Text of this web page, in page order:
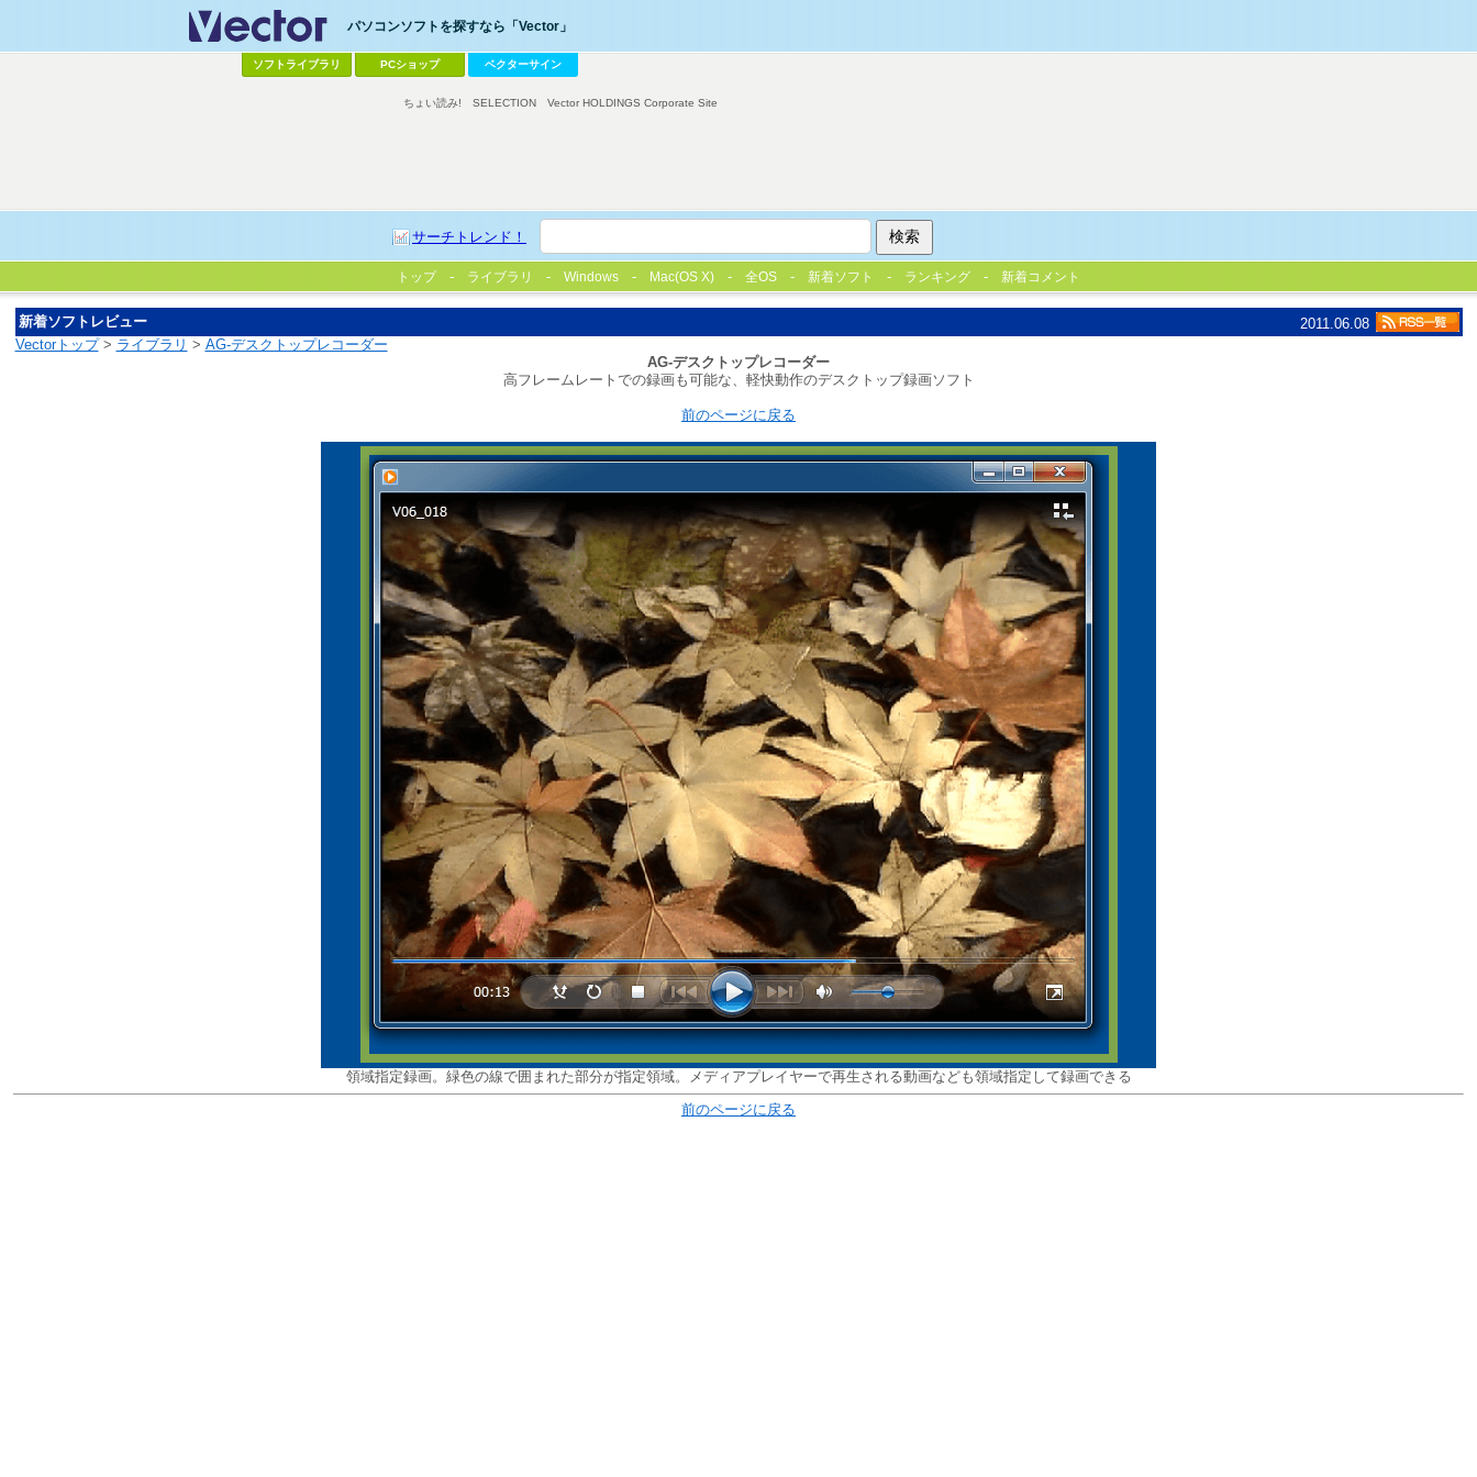
パソコンソフトを探すなら「Vector」
ソフトライブラリ PCショップ ベクターサイン
サーチトレンド！
ちょい読み! SELECTION Vector HOLDINGS Corporate Site
トップ ライブラリ Windows Mac(OS X) 全OS 新着ソフト ランキング 新着コメント
新着ソフトレビュー
2011.06.08
Vectorトップ> ライブラリ > AG-デスクトップレコーダー
AG-デスクトップレコーダー
高フレームレートでの録画も可能な、軽快動作のデスクトップ録画ソフト
前のページに戻る
領域指定録画。緑色の線で囲まれた部分が指定領域。メディアプレイヤーで再生される動画なども領域指定して録画できる
前のページに戻る